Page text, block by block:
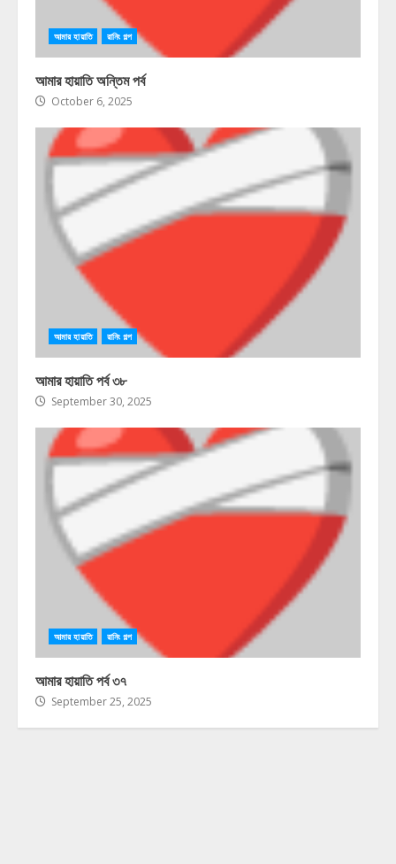
আমার হায়াতি রানিং গল্প
আমার হায়াতি অন্তিম পর্ব
October 6, 2025
আমার হায়াতি রানিং গল্প
আমার হায়াতি পর্ব ৩৮
September 30, 2025
আমার হায়াতি রানিং গল্প
আমার হায়াতি পর্ব ৩৭
September 25, 2025